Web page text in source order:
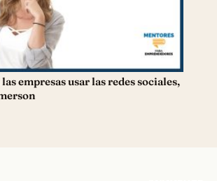
empresas usar las redes sociales,